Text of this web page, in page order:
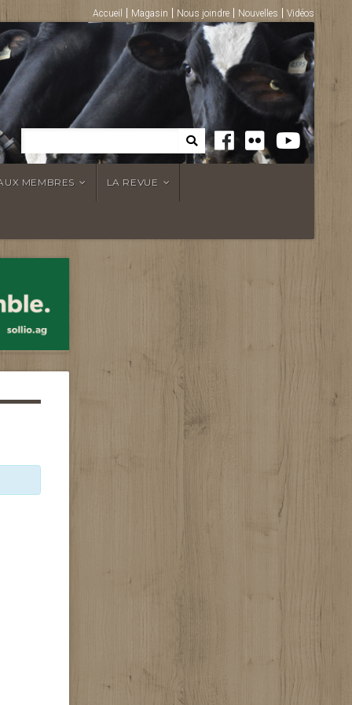
Accueil Magasin Nous joindre Nouvelles Vidéos
MEMBRES LA REVUE